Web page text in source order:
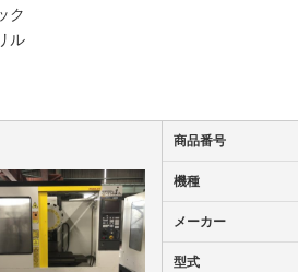
ク
ル
商品番号
機種
メーカー
型式